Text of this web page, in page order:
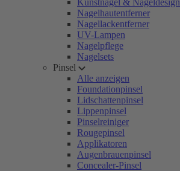
Kunstnägel & Nageldesign
Nagelhautentferner
Nagellackentferner
UV-Lampen
Nagelpflege
Nagelsets
Pinsel
Alle anzeigen
Foundationpinsel
Lidschattenpinsel
Lippenpinsel
Pinselreiniger
Rougepinsel
Applikatoren
Augenbrauenpinsel
Concealer-Pinsel